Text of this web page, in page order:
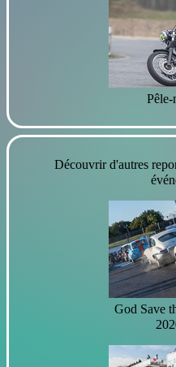
Pêle-
Découvrir d'autres
God Save